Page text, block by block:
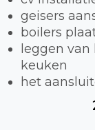
geisers
boilers
leggen
keuken
het